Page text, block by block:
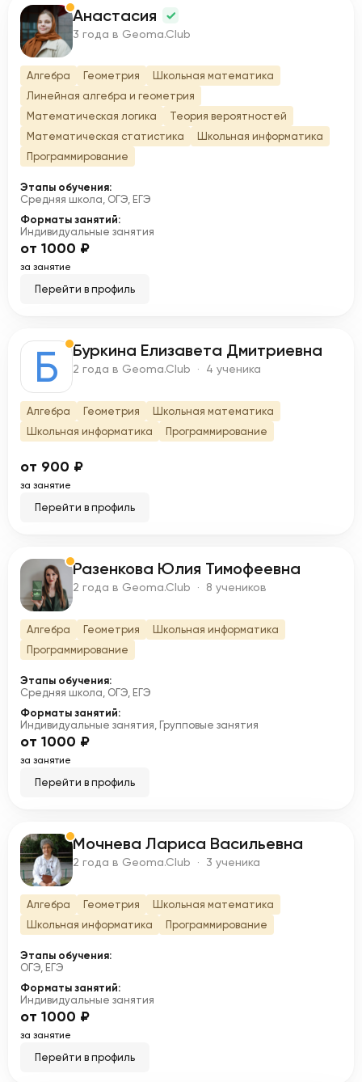
А Анастасия
3 года в Geoma.Club
Алгебра Геометрия
Школьная математика
Линейная алгебра и геометрия
Математическая логика
Теория вероятностей
Математическая статистика
Школьная информатика
Программирование
Этапы обучения:
Средняя школа, ОГЭ, ЕГЭ
Форматы занятий:
Индивидуальные занятия
от 1000 ₽
за занятие
Перейти в профиль
Б Буркина Елизавета Дмитриевна
2 года в Geoma.Club · 4 ученика
Алгебра Геометрия
Школьная математика
Школьная информатика
Программирование
от 900 ₽
за занятие
Перейти в профиль
Р Разенкова Юлия Тимофеевна
2 года в Geoma.Club · 8 учеников
Алгебра Геометрия
Школьная информатика
Программирование
Этапы обучения:
Средняя школа, ОГЭ, ЕГЭ
Форматы занятий:
Индивидуальные занятия, Групповые занятия
от 1000 ₽
за занятие
Перейти в профиль
М Мочнева Лариса Васильевна
2 года в Geoma.Club · 3 ученика
Алгебра Геометрия
Школьная математика
Школьная информатика
Программирование
Этапы обучения:
ОГЭ, ЕГЭ
Форматы занятий:
Индивидуальные занятия
от 1000 ₽
за занятие
Перейти в профиль